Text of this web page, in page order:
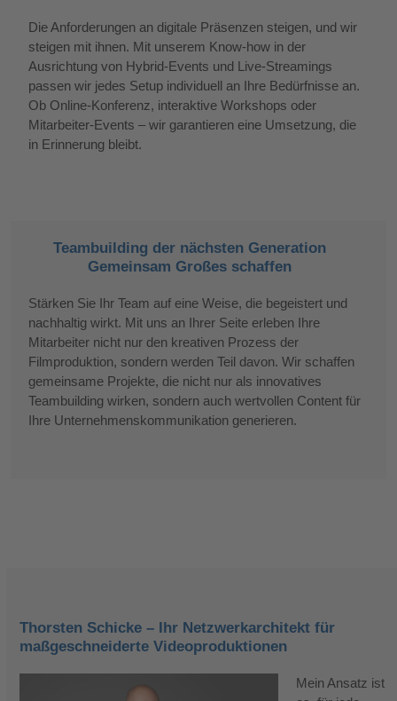
Die Anforderungen an digitale Präsenzen steigen, und wir
steigen mit ihnen. Mit unserem Know-how in der
Ausrichtung von Hybrid-Events und Live-Streamings
passen wir jedes Setup individuell an Ihre Bedürfnisse an.
Ob Online-Konferenz, interaktive Workshops oder
Mitarbeiter-Events – wir garantieren eine Umsetzung, die
in Erinnerung bleibt.
Teambuilding der nächsten Generation
Gemeinsam Großes schaffen
Stärken Sie Ihr Team auf eine Weise, die begeistert und
nachhaltig wirkt. Mit uns an Ihrer Seite erleben Ihre
Mitarbeiter nicht nur den kreativen Prozess der
Filmproduktion, sondern werden Teil davon. Wir schaffen
gemeinsame Projekte, die nicht nur als innovatives
Teambuilding wirken, sondern auch wertvollen Content für
Ihre Unternehmenskommunikation generieren.
Thorsten Schicke – Ihr Netzwerkarchitekt für
maßgeschneiderte Videoproduktionen
Mein Ansatz ist